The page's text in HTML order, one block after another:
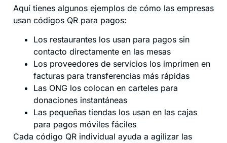
Aquí tienes algunos ejemplos de cómo las empresas
usan códigos QR para pagos:
Los restaurantes los usan para pagos sin
contacto directamente en las mesas
Los proveedores de servicios los imprimen en
facturas para transferencias más rápidas
Las ONG los colocan en carteles para
donaciones instantáneas
Las pequeñas tiendas los usan en las cajas
para pagos móviles fáciles
Cada código QR individual ayuda a agilizar las